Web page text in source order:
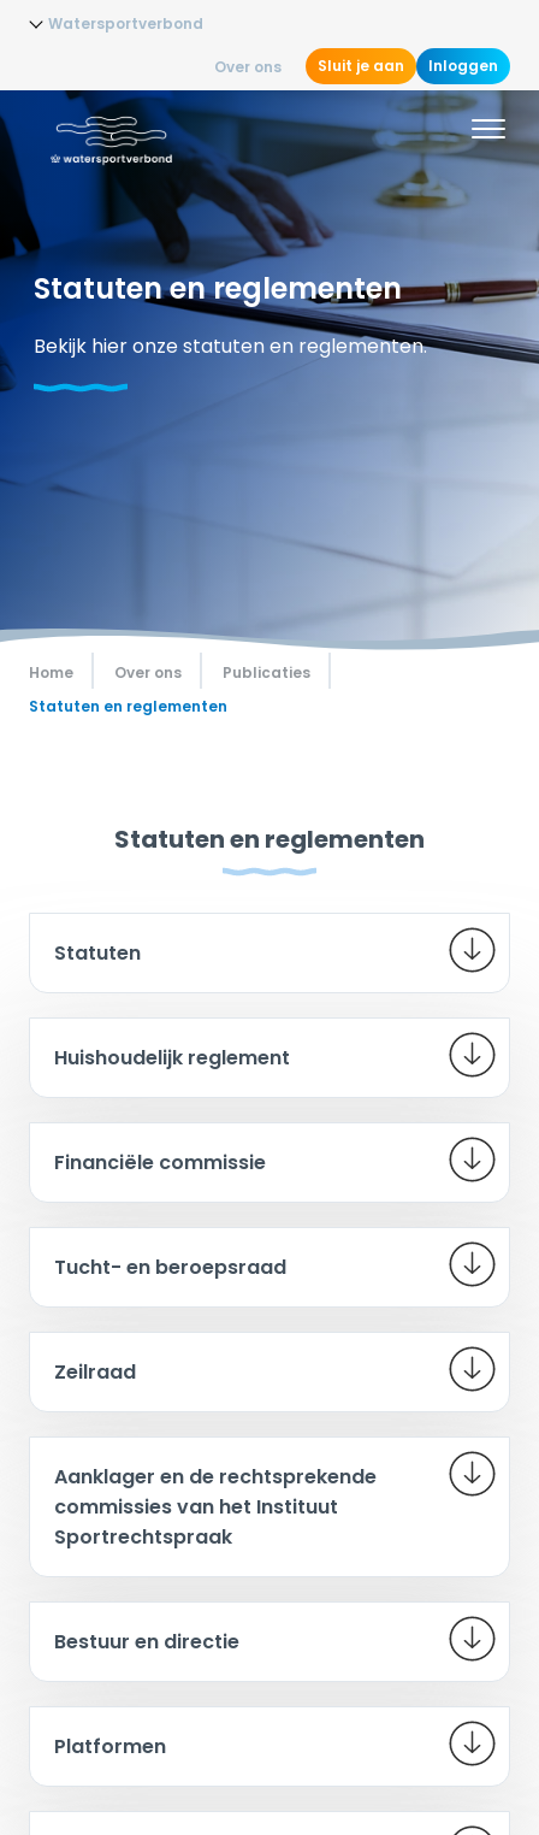
Watersportverbond
Over ons Sluit je aan Inloggen
Statuten en reglementen
Bekijk hier onze statuten en reglementen.
Home Over ons
Publicaties
Statuten en reglementen
Statuten en reglementen
Statuten
Huishoudelijk reglement
Financiële commissie
Tucht- en beroepsraad
Zeilraad
Aanklager en de rechtsprekende
commissies van het Instituut
Sportrechtspraak
Bestuur en directie
Platformen